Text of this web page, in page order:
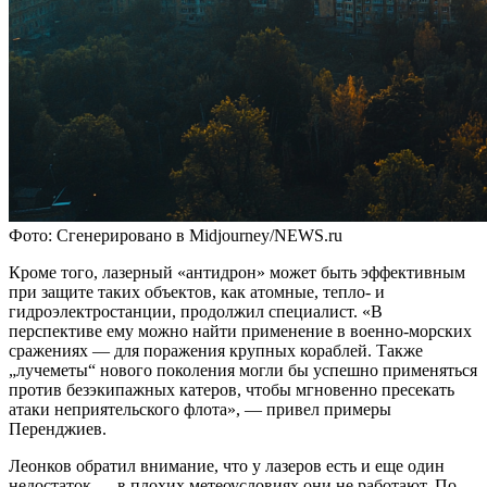
Фото: Сгенерировано в Midjourney/NEWS.ru
Кроме того, лазерный «антидрон» может быть эффективным
при защите таких объектов, как атомные, тепло- и
гидроэлектростанции, продолжил специалист. «В
перспективе ему можно найти применение в военно-морских
сражениях — для поражения крупных кораблей. Также
„лучеметы“ нового поколения могли бы успешно применяться
против безэкипажных катеров, чтобы мгновенно пресекать
атаки неприятельского флота», — привел примеры
Перенджиев.
Леонков обратил внимание, что у лазеров есть и еще один